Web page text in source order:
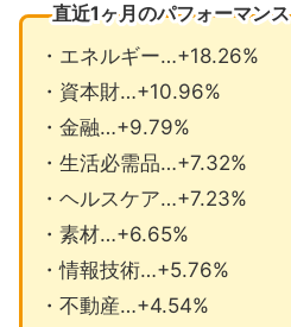
直近1ヶ月のパフォーマンス
・エネルギー…+18.26%
・資本財…+10.96%
・金融…+9.79%
・生活必需品…+7.32%
・ヘルスケア…+7.23%
・素材…+6.65%
・情報技術…+5.76%
・不動産…+4.54%